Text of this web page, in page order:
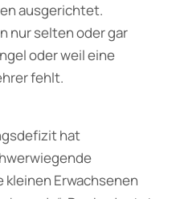
ausgerichtet.
nur selten oder gar
oder weil eine
fehlt.
hat
kleinen Erwachsenen